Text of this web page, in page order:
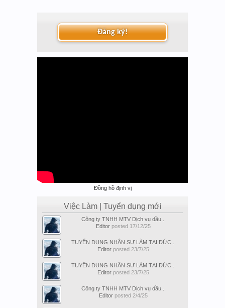
Đăng ký!
Đồng hồ định vị
Việc Làm | Tuyển dụng mới
Công ty TNHH MTV Dịch vụ dầu...
Editor posted 17/12/25
TUYỂN DỤNG NHÂN SỰ LÀM TẠI ĐỨC...
Editor posted 23/7/25
TUYỂN DỤNG NHÂN SỰ LÀM TẠI ĐỨC...
Editor posted 23/7/25
Công ty TNHH MTV Dịch vụ dầu...
Editor posted 2/4/25